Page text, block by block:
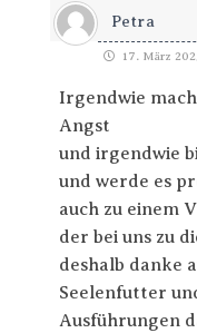
Petra
17. März
Irgendwie
Angst
und irgendwie
und werde es
auch zu einem
der bei uns zu
deshalb danke
Seelenfutter
Ausführungen